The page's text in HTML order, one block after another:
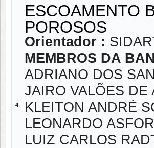
4
ESCOAMENTO
POROSOS
Orientador :
MEMBROS DA
ADRIANO DOS
JAIRO VALÕES DE
KLEITON ANDRÉ
LEONARDO
LUIZ CARLOS